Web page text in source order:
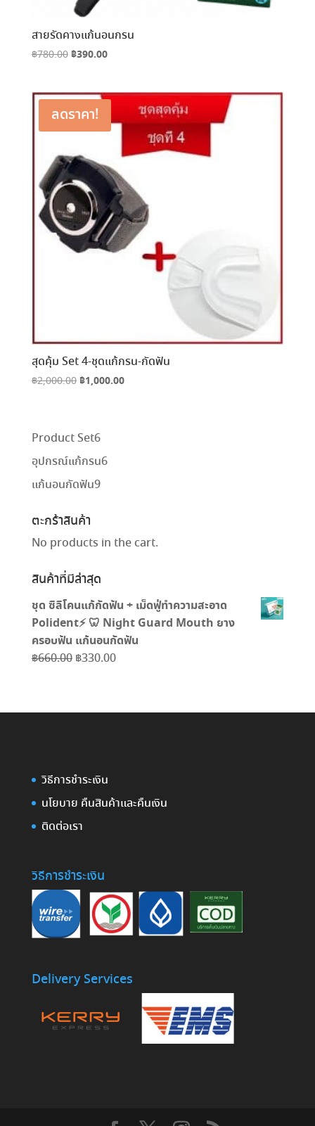
สายรัดคางแก้นอนกรน
฿780.00 Original
฿780.00.
฿390.00Current
฿390.00.
ลดราคา!
สุดคุ้ม Set 4-ชุดแก้กรน-กัดฟัน
฿2,000.00 Original
฿1,000.00Current
Product Set66
สินค้า
อุปกรณ์แก้กรน66
แก้นอนกัดฟัน99
ตะกร้าสินค้า
No products in the cart.
สินค้าที่มีล่าสุด
ชุด ซิลิโคนแก้กัดฟัน + เม็ดฟู่ทำความสะอาด
Polident⚡️ 🦷 Night Guard Mouth ยาง
ครอบฟัน แก้นอนกัดฟัน
฿660.00 Original
฿660.00.
฿330.00Current
฿330.00.
วิธีการชำระเงิน
นโยบาย คืนสินค้าและคืนเงิน
ติดต่อเรา
วิธีการชำระเงิน
Delivery Services